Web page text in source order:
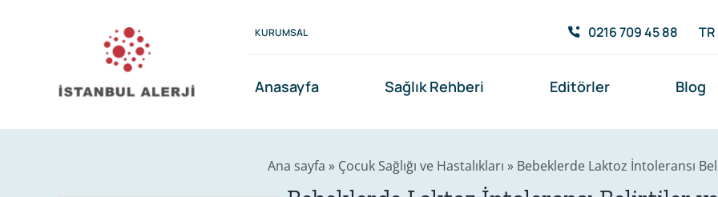
KURUMSAL 0216 709 45 88 TR
Anasayfa Sağlık Rehberi Editörler Blog
Ana sayfa » Çocuk Sağlığı ve Hastalıkları » Bebeklerde Laktoz İntoleransı